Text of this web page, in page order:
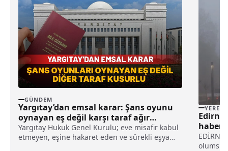
GÜNDEM
Yargıtay’dan emsal karar: Şans oyunu
oynayan eş değil karşı taraf ağır
kusurlu sayıldı
Yargıtay Hukuk Genel Kurulu; eve misafir kabul
etmeyen, eşine hakaret eden ve sürekli eşya
YEREL
Edirne
haberi